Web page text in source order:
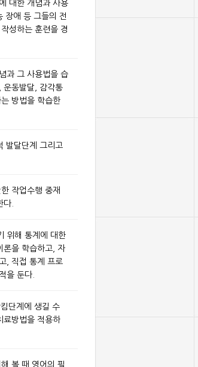
대한 개념과 사용
장애 등 그들의 전
성하는 훈련을 경
과 그 사용법을 습
운동발달, 감각통
방법을 학습한
발달단계 그리고
작업수행 중재
다.
위해 통계에 대한
론을 학습하고, 자
, 직접 통계 프로
을 둔다.
단계에 생길 수
료방법을 적용하
볼 때 영어의 필